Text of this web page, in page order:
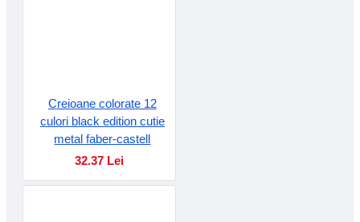
Creioane colorate 12
culori black edition cutie
metal faber-castell
32.37 Lei